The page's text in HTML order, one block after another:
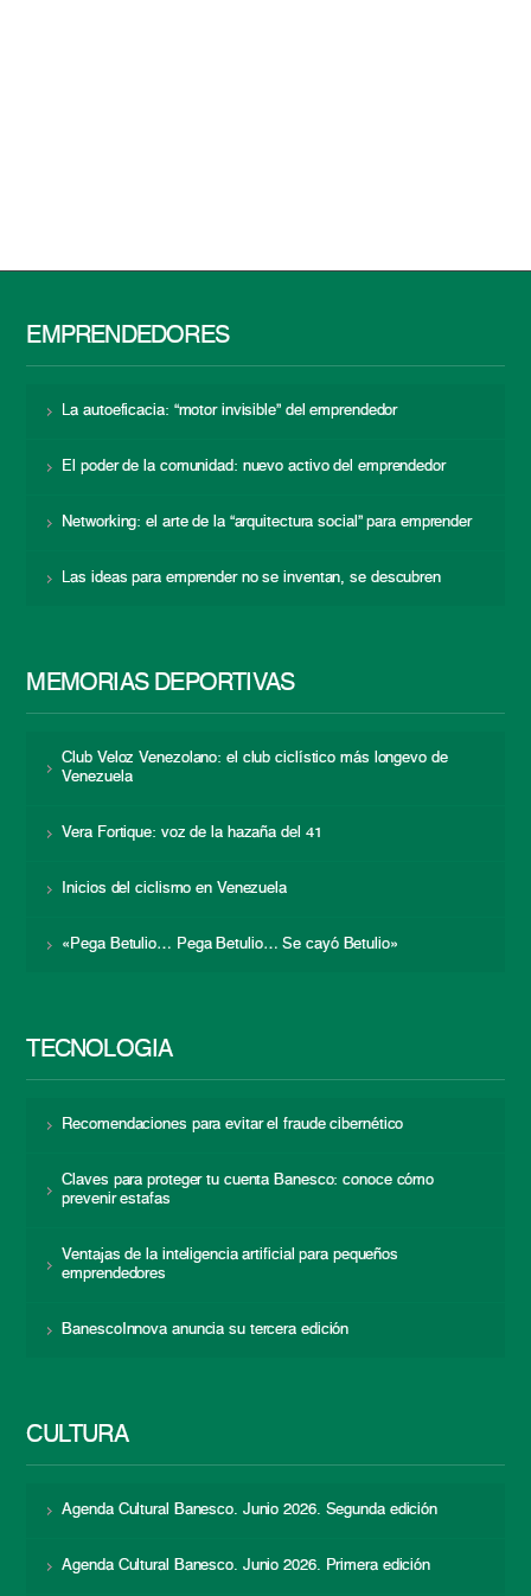
EMPRENDEDORES
La autoeficacia: “motor invisible” del emprendedor
El poder de la comunidad: nuevo activo del emprendedor
Networking: el arte de la “arquitectura social” para emprender
Las ideas para emprender no se inventan, se descubren
MEMORIAS DEPORTIVAS
Club Veloz Venezolano: el club ciclístico más longevo de
Venezuela
Vera Fortique: voz de la hazaña del 41
Inicios del ciclismo en Venezuela
«Pega Betulio… Pega Betulio… Se cayó Betulio»
TECNOLOGÍA
Recomendaciones para evitar el fraude cibernético
Claves para proteger tu cuenta Banesco: conoce cómo
prevenir estafas
Ventajas de la inteligencia artificial para pequeños
emprendedores
BanescoInnova anuncia su tercera edición
CULTURA
Agenda Cultural Banesco. Junio 2026. Segunda edición
Agenda Cultural Banesco. Junio 2026. Primera edición